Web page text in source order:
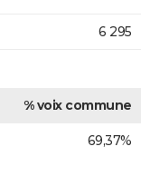
6 295
% voix commune
69,37%